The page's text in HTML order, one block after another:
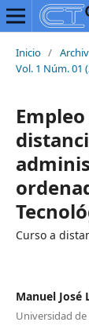
Inicio /
Vol. 1 Núm. 01
Curso a
Manuel José
Universidad